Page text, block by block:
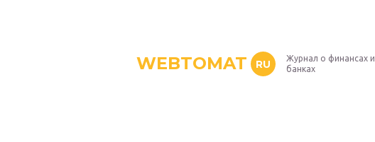
WEBTOMAT RU
Журнал о финансах и
банках